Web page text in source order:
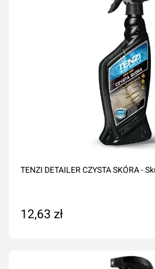
TENZI DETAILER CZYSTA SKÓRA -
12,63 zł